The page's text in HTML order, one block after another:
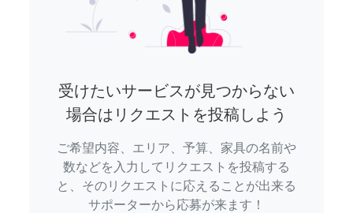
受けたいサービスが見つからない
場合はリクエストを投稿しよう
ご希望内容、エリア、予算、家具の名前や
数などを入力してリクエストを投稿する
と、そのリクエストに応えることが出来る
サポーターから応募が来ます！